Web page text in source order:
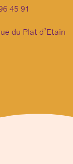
45 91
du Plat d’Etain